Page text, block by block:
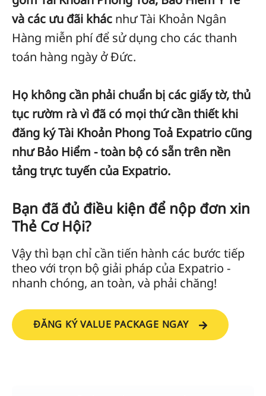
và các ưu đãi khác như Tài Khoản Ngân
Hàng miễn phí để sử dụng cho các thanh
toán hàng ngày ở Đức.
Họ không cần phải chuẩn bị các giấy tờ, thủ
tục rườm rà vì đã có mọi thứ cần thiết khi
đăng ký Tài Khoản Phong Toả Expatrio cũng
như Bảo Hiểm - toàn bộ có sẵn trên nền
tảng trực tuyến của Expatrio.
Bạn đã đủ điều kiện để nộp đơn xin
Thẻ Cơ Hội?
Vậy thì bạn chỉ cần tiến hành các bước tiếp
theo với trọn bộ giải pháp của Expatrio -
nhanh chóng, an toàn, và phải chăng!
ĐĂNG KÝ VALUE PACKAGE NGAY